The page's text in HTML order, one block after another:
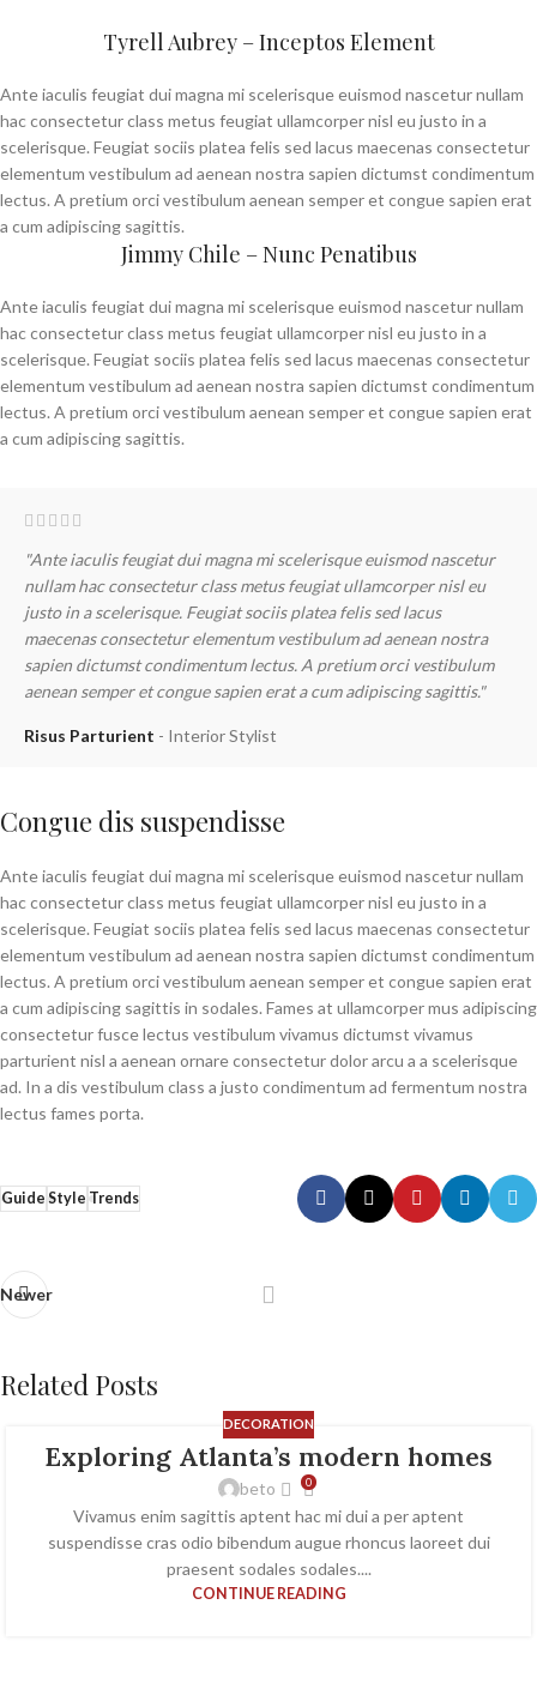
Tyrell Aubrey – Inceptos Element
Ante iaculis feugiat dui magna mi scelerisque euismod nascetur nullam
hac consectetur class metus feugiat ullamcorper nisl eu justo in a
scelerisque. Feugiat sociis platea felis sed lacus maecenas consectetur
elementum vestibulum ad aenean nostra sapien dictumst condimentum
lectus. A pretium orci vestibulum aenean semper et congue sapien erat
a cum adipiscing sagittis.
Jimmy Chile – Nunc Penatibus
Ante iaculis feugiat dui magna mi scelerisque euismod nascetur nullam
hac consectetur class metus feugiat ullamcorper nisl eu justo in a
scelerisque. Feugiat sociis platea felis sed lacus maecenas consectetur
elementum vestibulum ad aenean nostra sapien dictumst condimentum
lectus. A pretium orci vestibulum aenean semper et congue sapien erat
a cum adipiscing sagittis.
"Ante iaculis feugiat dui magna mi scelerisque euismod nascetur
nullam hac consectetur class metus feugiat ullamcorper nisl eu
justo in a scelerisque. Feugiat sociis platea felis sed lacus
maecenas consectetur elementum vestibulum ad aenean nostra
sapien dictumst condimentum lectus. A pretium orci vestibulum
aenean semper et congue sapien erat a cum adipiscing sagittis."
Risus Parturient Interior Stylist
Congue dis suspendisse
Ante iaculis feugiat dui magna mi scelerisque euismod nascetur nullam
hac consectetur class metus feugiat ullamcorper nisl eu justo in a
scelerisque. Feugiat sociis platea felis sed lacus maecenas consectetur
elementum vestibulum ad aenean nostra sapien dictumst condimentum
lectus. A pretium orci vestibulum aenean semper et congue sapien erat
a cum adipiscing sagittis in sodales. Fames at ullamcorper mus adipiscing
consectetur fusce lectus vestibulum vivamus dictumst vivamus
parturient nisl a aenean ornare consectetur dolor arcu a a scelerisque
ad. In a dis vestibulum class a justo condimentum ad fermentum nostra
lectus fames porta.
Guide Style Trends
Newer
Related Posts
DECORATION
Exploring Atlanta’s modern homes
beto 0
Vivamus enim sagittis aptent hac mi dui a per aptent
suspendisse cras odio bibendum augue rhoncus laoreet dui
praesent sodales sodales....
CONTINUE READING